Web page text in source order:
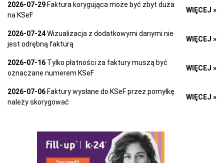
2026-07-29 Faktura korygująca może być zbyt duża
na KSeF
WIĘCEJ »
2026-07-24Wizualizacja z dodatkowymi danymi nie
jest odrębną fakturą
WIĘCEJ »
2026-07-16 Tylko płatności za faktury muszą być
oznaczane numerem KSeF
WIĘCEJ »
2026-07-06 Faktury wysłane do KSeF przez pomyłkę
należy skorygować
WIĘCEJ »